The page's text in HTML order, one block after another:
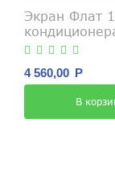
Экран Флат
4 560,00 Р
В